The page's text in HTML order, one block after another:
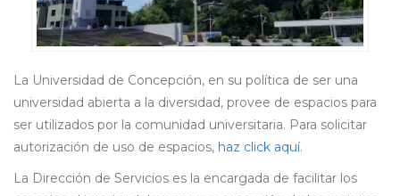
La Universidad de Concepción, en su política de ser una
universidad abierta a la diversidad, provee de espacios para
ser utilizados por la comunidad universitaria. Para solicitar
autorización de uso de espacios, haz click aquí.
La Dirección de Servicios es la encargada de facilitar los